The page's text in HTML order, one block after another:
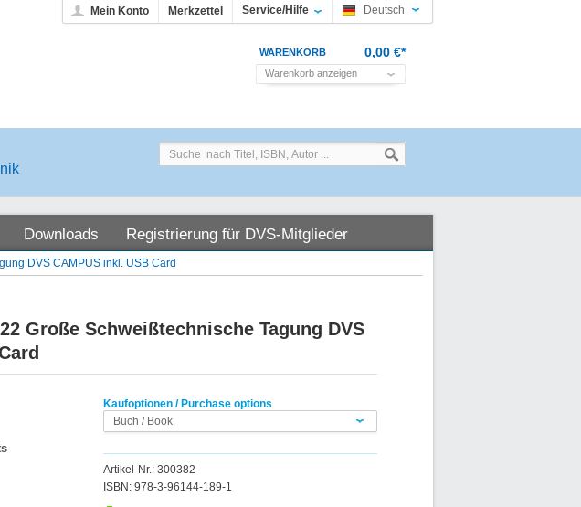
Mein Konto Merkzettel Service/Hilfe Deutsch
WARENKORB 0,00 €*
Warenkorb anzeigen
Downloads Registrierung für DVS-Mitglieder
DVS CAMPUS inkl. USB Card
Große Schweißtechnische Tagung DVS
Kaufoptionen / Purchase options
Buch / Book
Artikel-Nr.: 300382
ISBN: 978-3-96144-189-1